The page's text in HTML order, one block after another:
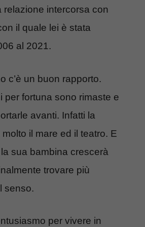
relazione intercorsa con
il quale lei è stata
al 2021.
c’è un buon rapporto.
per fortuna sono rimaste e
avanti. Infatti la
il mare ed il teatro. E
sua bambina crescerà
trovare più
senso.
per vivere in